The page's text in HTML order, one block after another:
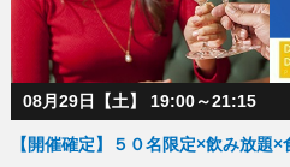
08月29日【土】 19:00～21:15
【開催確定】５０名限定×飲み放題